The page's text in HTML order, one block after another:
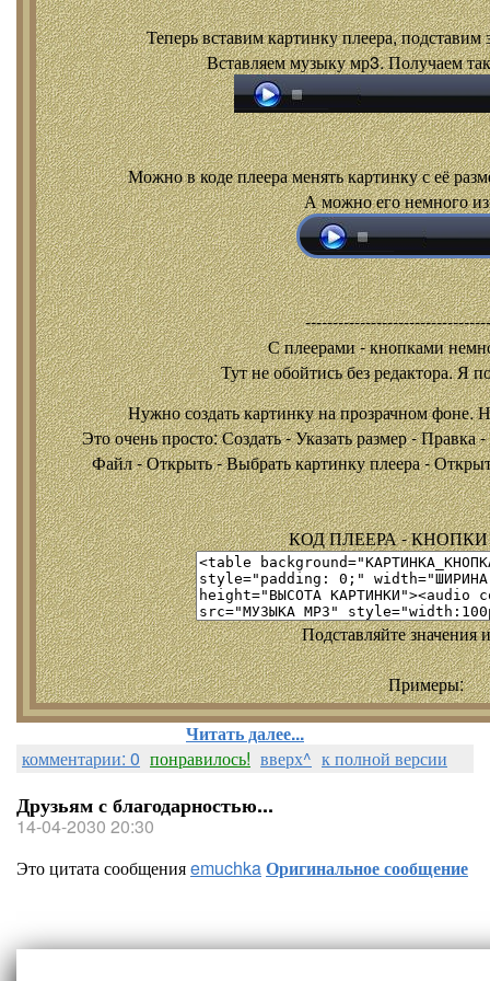
Теперь вставим картинку плеера, подставим
Вставляем музыку мр3. Получаем
Можно в коде плеера менять картинку с её
А можно его немного
С плеерами - кнопками
Тут не обойтись без редактора. Я
Нужно создать картинку на прозрачном фоне.
Это очень просто: Создать - Указать размер -
Файл - Открыть - Выбрать картинку плеера -
КОД ПЛЕЕРА - КНОПКИ
Подставляйте значения
Примеры:
Читать далее...
комментарии: 0 понравилось! вверх^ к полной версии
Друзьям с благодарностью...
14-04-2030 20:30
Это цитата сообщенияemuchkaОригинальное сообщение